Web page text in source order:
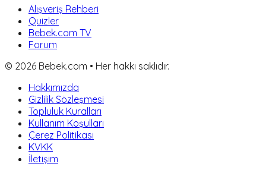
Alışveriş Rehberi
Quizler
Bebek.com TV
Forum
© 2026 Bebek.com • Her hakkı saklıdır.
Hakkımızda
Gizlilik Sözleşmesi
Topluluk Kuralları
Kullanım Koşulları
Çerez Politikası
KVKK
İletişim